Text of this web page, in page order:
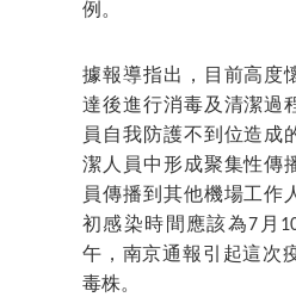
例。
據報導指出，目前高度
達後進行消毒及清潔過
員自我防護不到位造成
潔人員中形成聚集性傳
員傳播到其他機場工作
初感染時間應該為7月
午，南京通報引起這次
毒株。